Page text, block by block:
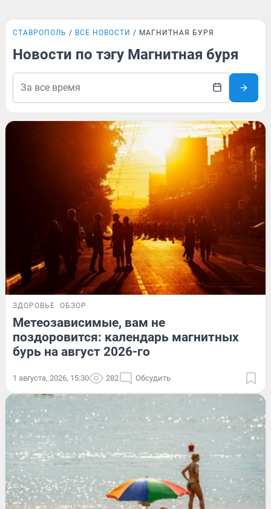
СТАВРОПОЛЬ ВСЕ НОВОСТИ МАГНИТНАЯ БУРЯ
Новости по тэгу Магнитная буря
ЗДОРОВЬЕ ОБЗОР
Метеозависимые, вам не
поздоровится: календарь магнитных
бурь на август 2026-го
1 августа, 2026, 15:30 282 Обсудить